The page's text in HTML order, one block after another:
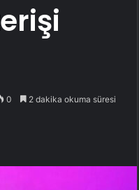
0 2 dakika okuma süresi